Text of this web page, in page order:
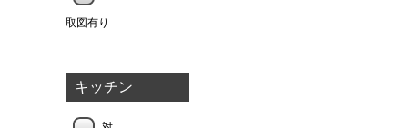
取図有り
キッチン